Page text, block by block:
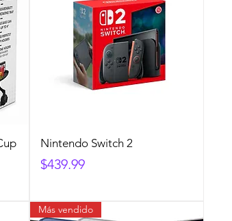
Nintendo Switch 2
Precio
$439.99
Más vendido